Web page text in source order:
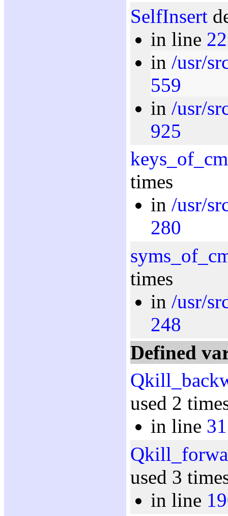
SelfInsert
in line
in /usr/
559
in /usr/
925
times
in /usr/
280
times
in /usr/
248
Defined
used 2
in line
used 3
in line